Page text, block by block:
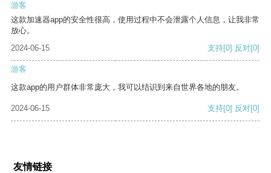
游客
这款加速器app的安全性很高，使用过程中不会泄露个人信息，让我非常
放心。
2024-06-15
支持[0] 反对[0]
游客
这款app的用户群体非常庞大，我可以结识到来自世界各地的朋友。
2024-06-15 支持[0] 反对[0]
友情链接